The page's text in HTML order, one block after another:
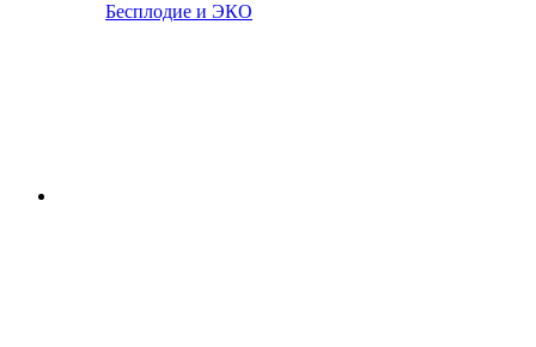
Бесплодие и ЭКО